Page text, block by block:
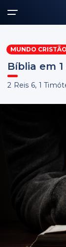
MUNDO CRISTÃO
Bíblia em
2 Reis 6, 1